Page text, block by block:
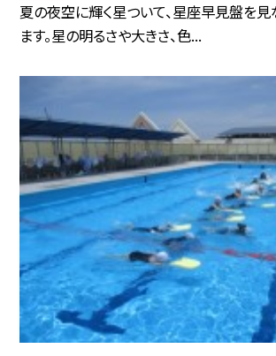
夏の夜空に輝く星ついて、星座早見盤を
ます。星の明るさや大きさ、色...